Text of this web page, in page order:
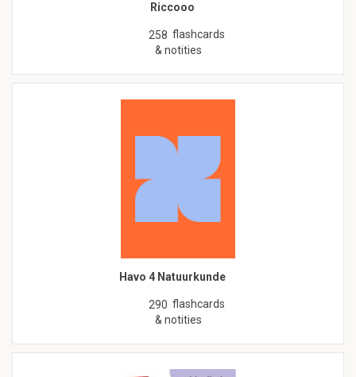
Riccooo
258 flashcards
& notities
Havo 4 Natuurkunde
290 flashcards
& notities